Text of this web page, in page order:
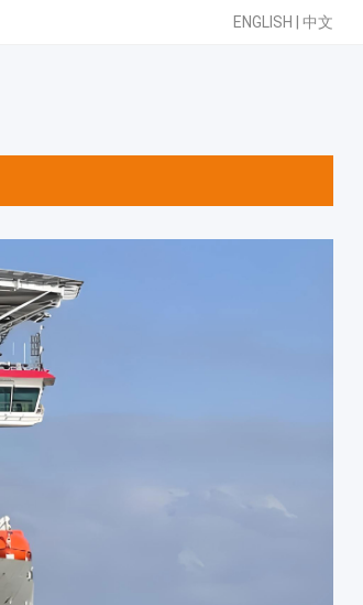
ENGLISH |中文